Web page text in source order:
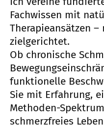
Fachwissen mit
Therapieansätzen
zielgerichtet.
Ob chronische
funktionelle
Sie mit Erfahrung,
Methoden-
schmerzfreies